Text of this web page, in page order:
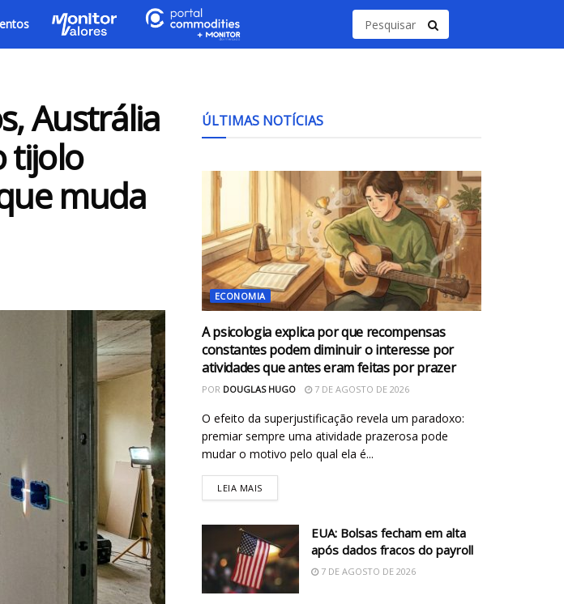
Austrália
tijolo
muda
ÚLTIMAS NOTÍCIAS
ECONOMIA
A psicologia explica por que recompensas
constantes podem diminuir o interesse por
atividades que antes eram feitas por prazer
POR DOUGLAS HUGO 7 DE AGOSTO DE 2026
O efeito da superjustificação revela um paradoxo:
premiar sempre uma atividade prazerosa pode
mudar o motivo pelo qual ela é...
LEIA MAIS
EUA: Bolsas fecham em alta
após dados fracos do payroll
7 DE AGOSTO DE 2026